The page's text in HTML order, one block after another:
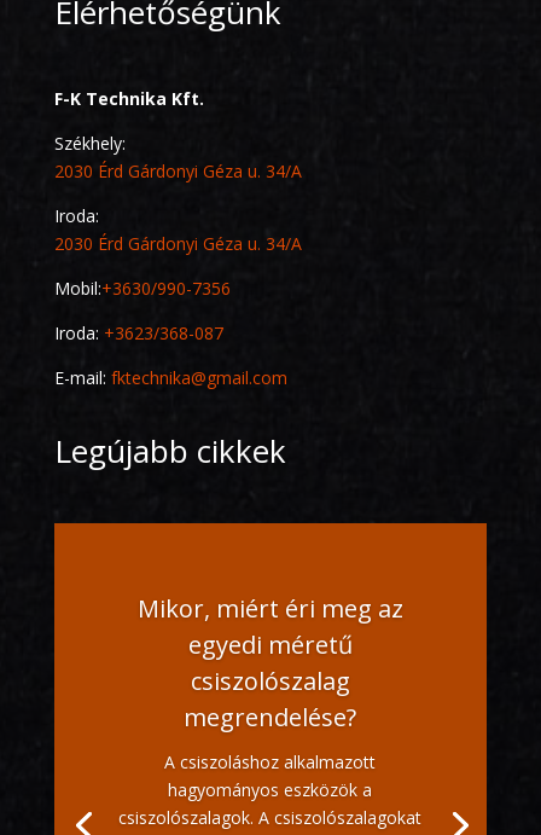
Elérhetőségünk
F-K Technika Kft.
Székhely:
2030 Érd Gárdonyi Géza u. 34/A
Iroda:
2030 Érd Gárdonyi Géza u. 34/A
Mobil:+3630/990-7356
Iroda: +3623/368-087
E-mail: fktechnika@gmail.com
Legújabb cikkek
Mikor, miért éri meg az
egyedi méretű
csiszolószalag
megrendelése?
A csiszoláshoz alkalmazott
hagyományos eszközök a
csiszolószalagok. A csiszolószalagokat